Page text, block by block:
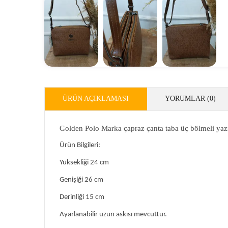
ÜRÜN AÇIKLAMASI YORUMLAR (0)
Golden Polo Marka çapraz çanta taba üç bölmeli
Ürün Bilgileri:
Yüksekliği 24 cm
Genişlği 26 cm
Derinliği 15 cm
Ayarlanabilir uzun askısı mevcuttur.